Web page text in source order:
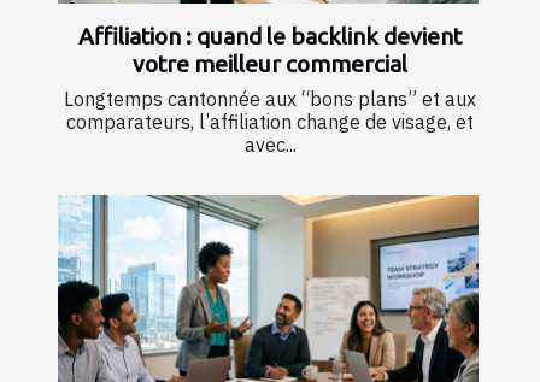
Affiliation : quand le backlink devient
votre meilleur commercial
Longtemps cantonnée aux “bons plans” et aux
comparateurs, l’affiliation change de visage, et
avec...